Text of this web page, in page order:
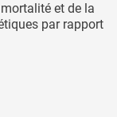
et de la
par rapport